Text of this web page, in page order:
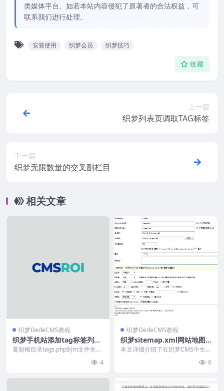
类媒体平台。如若本站内容侵犯了原著者的合法权益，可
联系我们进行处理。
安装使用 织梦会员 织梦技巧
收藏
上一篇
织梦列表页调取TAG标签
下一篇
织梦无限数量的交叉副栏目
相关文章
织梦DedeCMS教程
织梦手机站添加tag标签列表
页
复制根目录tags.php到m文件夹，
4
织梦DedeCMS教程
织梦sitemap.xml网站地图
制作
本文详细介绍了在织梦CMS中生成
6